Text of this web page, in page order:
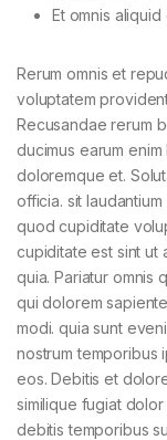
Et omnis aliquid
Rerum omnis et
voluptatem
Recusandae rerum
ducimus earum
doloremque et.
officia. sit
quod cupiditate
cupiditate est sint ut
quia. Pariatur omnis
qui dolorem
modi. quia sunt
nostrum temporibus
eos. Debitis et
similique fugiat
debitis temporibus